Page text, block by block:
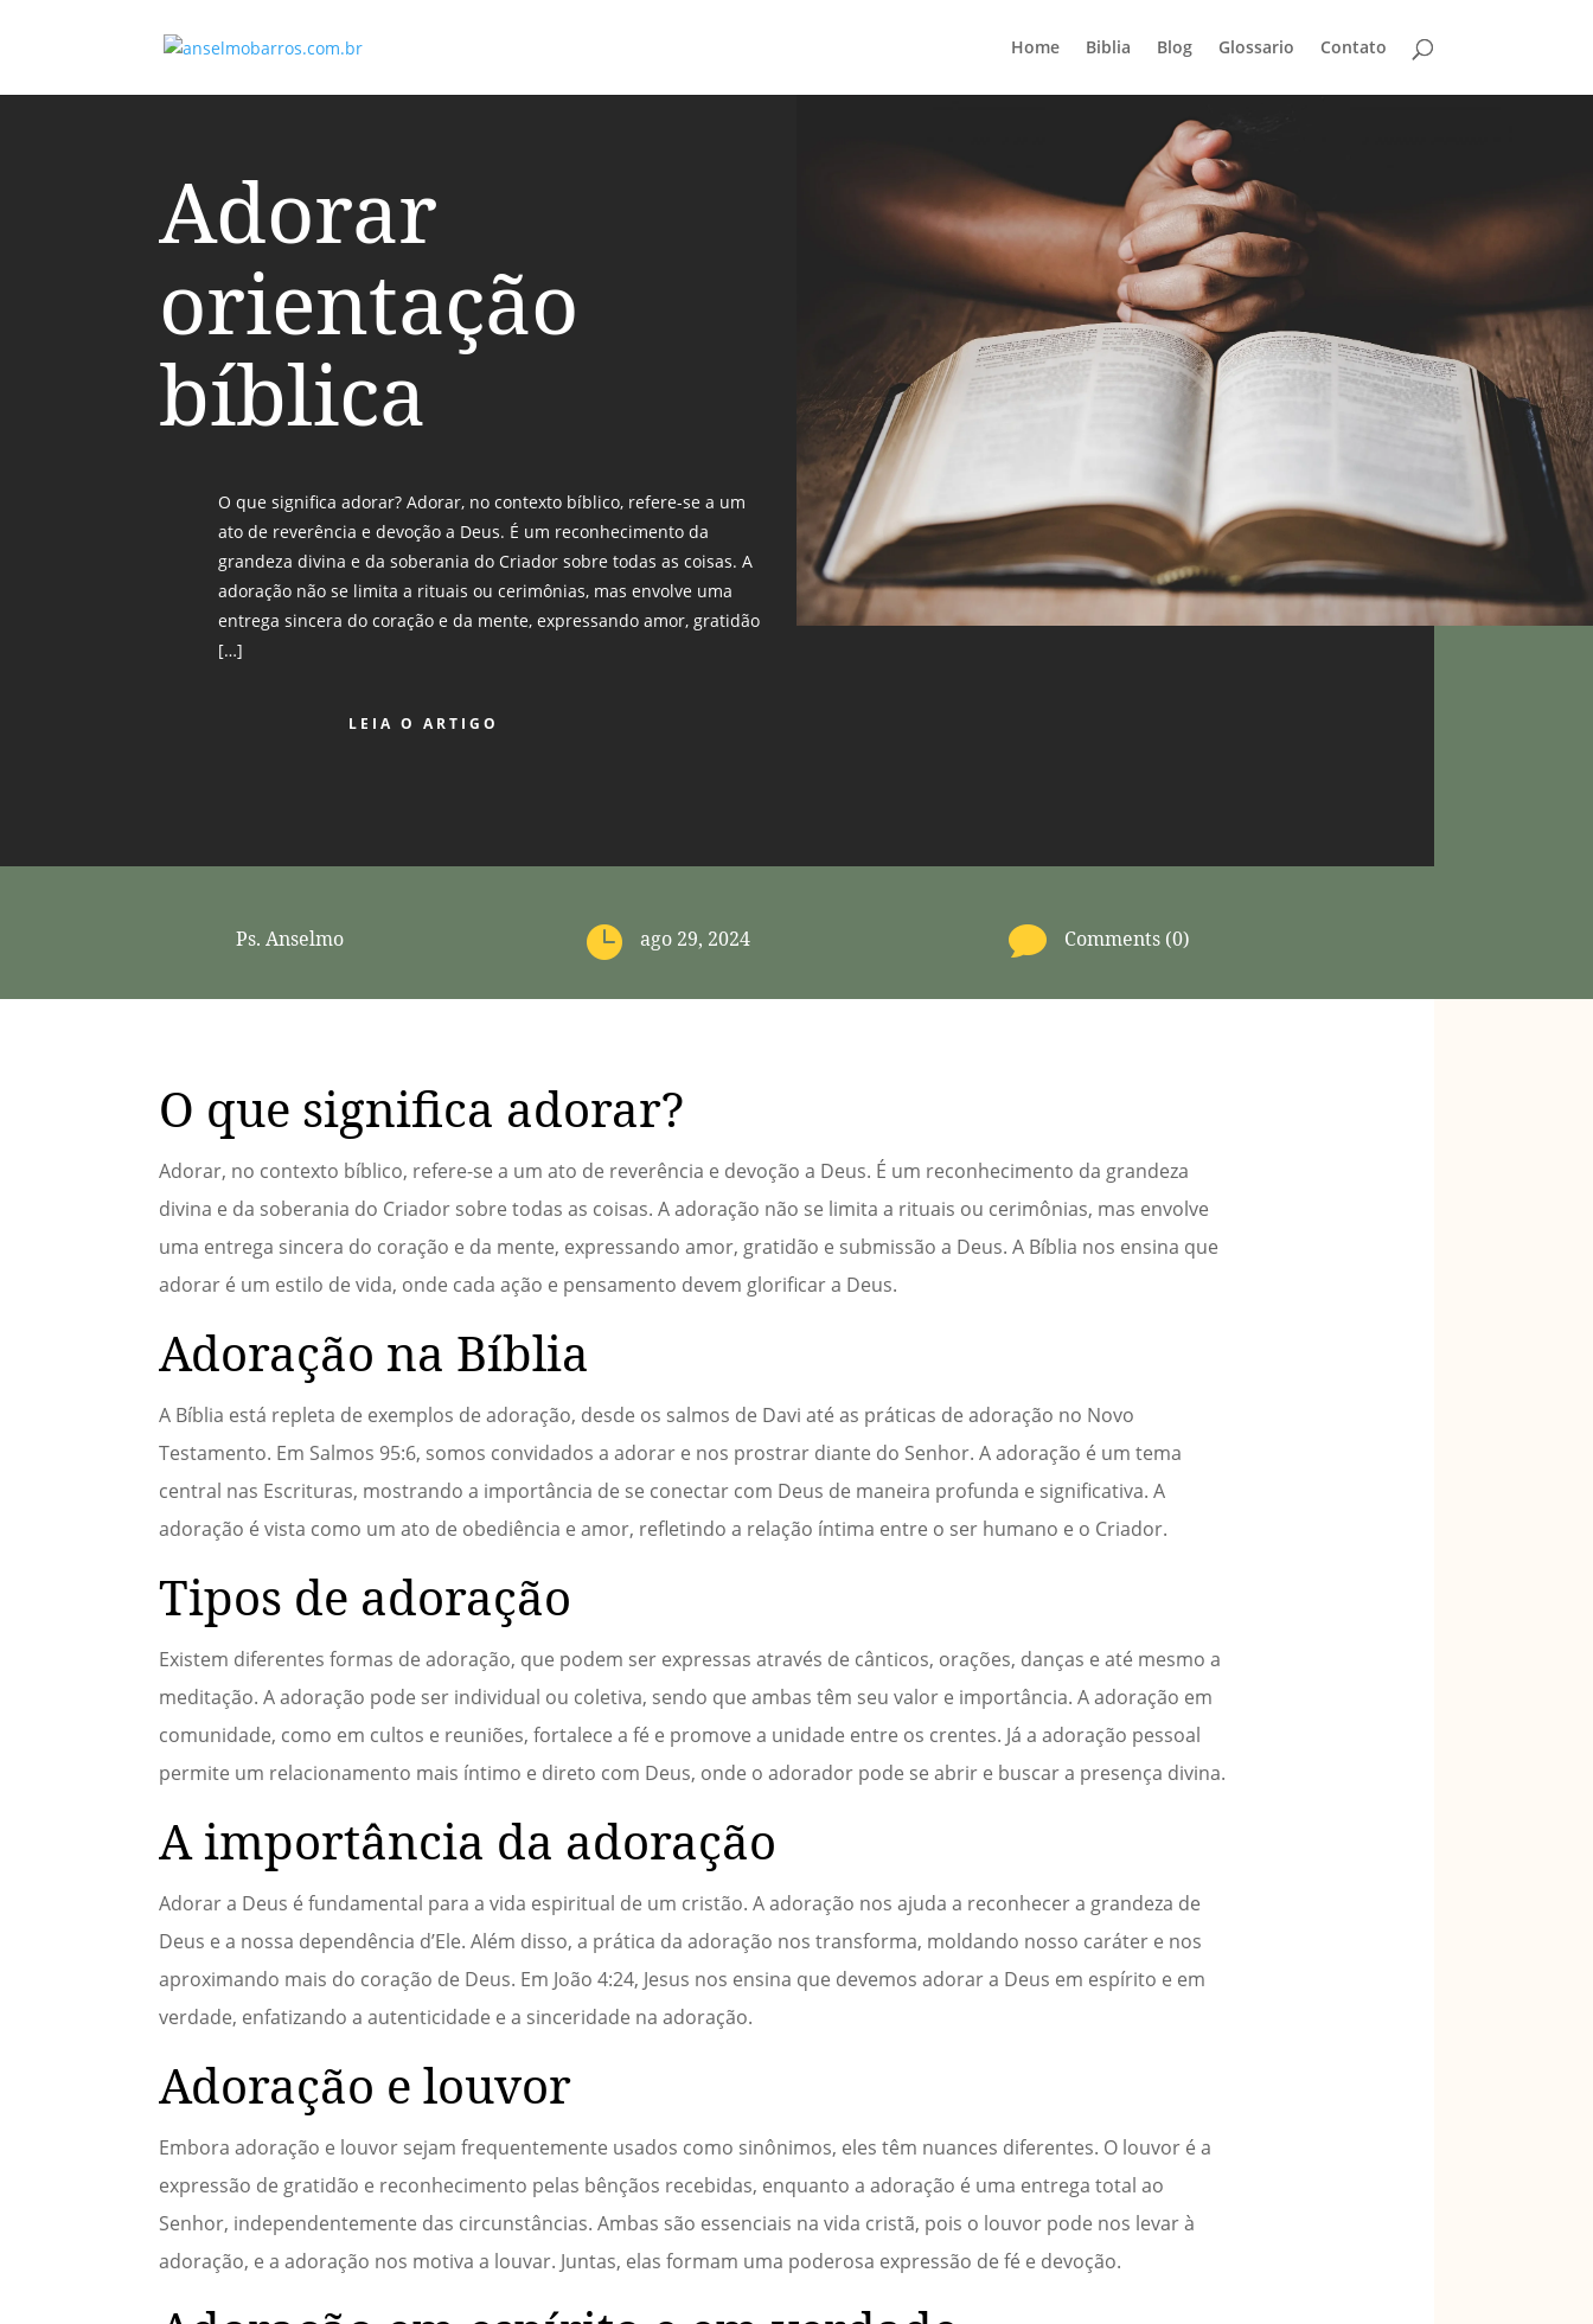
Home Biblia Blog Glossario Contato
Adorar
orientação
bíblica
O que significa adorar? Adorar, no contexto bíblico, refere-se a um
ato de reverência e devoção a Deus. É um reconhecimento da
grandeza divina e da soberania do Criador sobre todas as coisas. A
adoração não se limita a rituais ou cerimônias, mas envolve uma
entrega sincera do coração e da mente, expressando amor, gratidão
[…]
LEIA O ARTIGO
Ps. Anselmo  ago 29, 2024  Comments (0)
O que significa adorar?
Adorar, no contexto bíblico, refere-se a um ato de reverência e devoção a Deus. É um reconhecimento da grandeza
divina e da soberania do Criador sobre todas as coisas. A adoração não se limita a rituais ou cerimônias, mas envolve
uma entrega sincera do coração e da mente, expressando amor, gratidão e submissão a Deus. A Bíblia nos ensina que
adorar é um estilo de vida, onde cada ação e pensamento devem glorificar a Deus.
Adoração na Bíblia
A Bíblia está repleta de exemplos de adoração, desde os salmos de Davi até as práticas de adoração no Novo
Testamento. Em Salmos 95:6, somos convidados a adorar e nos prostrar diante do Senhor. A adoração é um tema
central nas Escrituras, mostrando a importância de se conectar com Deus de maneira profunda e significativa. A
adoração é vista como um ato de obediência e amor, refletindo a relação íntima entre o ser humano e o Criador.
Tipos de adoração
Existem diferentes formas de adoração, que podem ser expressas através de cânticos, orações, danças e até mesmo a
meditação. A adoração pode ser individual ou coletiva, sendo que ambas têm seu valor e importância. A adoração em
comunidade, como em cultos e reuniões, fortalece a fé e promove a unidade entre os crentes. Já a adoração pessoal
permite um relacionamento mais íntimo e direto com Deus, onde o adorador pode se abrir e buscar a presença divina.
A importância da adoração
Adorar a Deus é fundamental para a vida espiritual de um cristão. A adoração nos ajuda a reconhecer a grandeza de
Deus e a nossa dependência d’Ele. Além disso, a prática da adoração nos transforma, moldando nosso caráter e nos
aproximando mais do coração de Deus. Em João 4:24, Jesus nos ensina que devemos adorar a Deus em espírito e em
verdade, enfatizando a autenticidade e a sinceridade na adoração.
Adoração e louvor
Embora adoração e louvor sejam frequentemente usados como sinônimos, eles têm nuances diferentes. O louvor é a
expressão de gratidão e reconhecimento pelas bênçãos recebidas, enquanto a adoração é uma entrega total ao
Senhor, independentemente das circunstâncias. Ambas são essenciais na vida cristã, pois o louvor pode nos levar à
adoração, e a adoração nos motiva a louvar. Juntas, elas formam uma poderosa expressão de fé e devoção.